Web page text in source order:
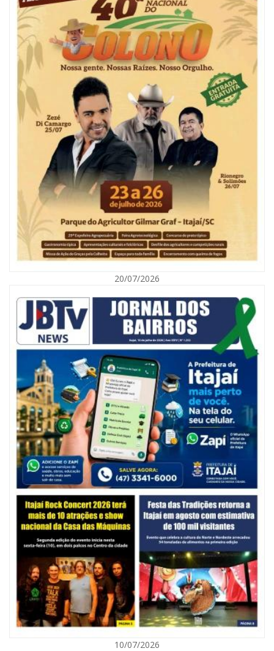
06/08/2026 | 10:04
Ação oferece testes rápidos para HIV, sífilis e hepatites nesta quinta (6) e
sexta-feira (7)
GERAL
06/08/2026 | 10:14
Defesa Civil de SC monitora formação de ciclone-bomba no Sul do Brasil;
entenda como o fenômeno se forma e quais os impactos no estado
ITAPEMA
20/07/2026
10/07/2026